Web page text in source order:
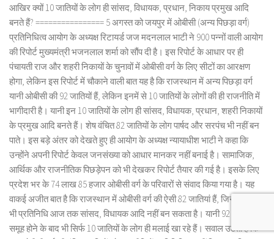
आखिर क्यों 10 जातियों के लोग ही सांसद, विधायक, प्रधान, निकाय प्रमुख आदि
बनते हैं? ================ 5 अगस्त को जयपुर में ओबीसी (अन्य पिछड़ा वर्ग)
प्रतिनिधित्व आयोग के अध्यक्ष रिटायर्ड जज मदनलाल भाटी ने 900 पन्नों वाली आयोग
की रिपोर्ट मुख्यमंत्री भजनलाल शर्मा को सौंप दी है। इस रिपोर्ट के आधार पर ही
पंचायती राज और शहरी निकायों के चुनावों में ओबीसी वर्ग के लिए सीटों का आरक्षण
होगा, लेकिन इस रिपोर्ट में चौकाने वाली बात यह है कि राजस्थान में अन्य पिछड़ा वर्ग
यानी ओबीसी की 92 जातियों हैं, लेकिन इनमें से 10 जातियों के लोगों की ही राजनीति में
भागीदारी है। यानी इन 10 जातियों के लोग ही सांसद, विधायक, प्रधान, शहरी निकायों
के प्रमुख आदि बनते हैं। शेष वंचित 82 जातियों के लोग पार्षद और सरपंच भी नहीं बन
पाते। इस बड़े अंतर को देखते हुए ही आयोग के अध्यक्ष न्यायाधीश भाटी ने कहा कि
उन्होंने अपनी रिपोर्ट केवल जनसंख्या को आधार मानकर नहीं बनाई है। सामाजिक,
आर्थिक और राजनीतिक पिछड़ेपन को भी देखकर रिपोर्ट तैयार की गई है। इसके लिए
प्रदेश भर के 74 लाख 85 हजार ओबीसी वर्ग के परिवारों से संवाद किया गया है। यह
वाकई अजीत बात है कि राजस्थान में ओबीसी वर्ग की ऐसी 82 जातियां हैं, जिनका कोई
भी प्रतिनिधि आज तक सांसद, विधायक आदि नहीं बन सकता है। यानी 92 जातियों का
समूह होने के बाद भी सिर्फ 10 जातियों के लोग ही मलाई खा रहे हैं। सवाल उठता है कि